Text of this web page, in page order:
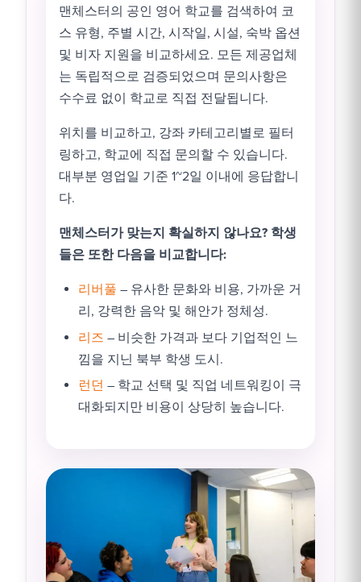
맨체스터의 공인 영어 학교를 검색하여 코
스 유형, 주별 시간, 시작일, 시설, 숙박 옵션
및 비자 지원을 비교하세요. 모든 제공업체
는 독립적으로 검증되었으며 문의사항은
수수료 없이 학교로 직접 전달됩니다.
위치를 비교하고, 강좌 카테고리별로 필터
링하고, 학교에 직접 문의할 수 있습니다.
대부분 영업일 기준 1~2일 이내에 응답합니
다.
맨체스터가 맞는지 확실하지 않나요? 학생
들은 또한 다음을 비교합니다:
리버풀 – 유사한 문화와 비용, 가까운 거
리, 강력한 음악 및 해안가 정체성.
리즈 – 비슷한 가격과 보다 기업적인 느
낌을 지닌 북부 학생 도시.
런던 – 학교 선택 및 직업 네트워킹이 극
대화되지만 비용이 상당히 높습니다.